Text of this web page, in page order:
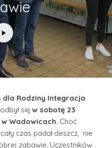
dla Rodziny Integracja
się w sobotę 23
Wadowicach. Choć
czas padał deszcz, nie
zabawie. Uczestników